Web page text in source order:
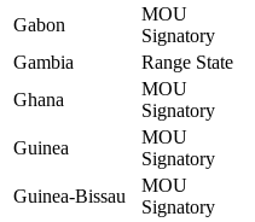
Gabon
MOU
Signatory
Gambia
Range State
Ghana
MOU
Signatory
Guinea
MOU
Signatory
Guinea-Bissau
MOU
Signatory